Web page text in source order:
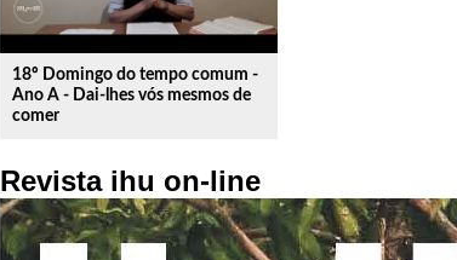
18º Domingo do tempo comum -
Ano A - Dai-lhes vós mesmos de
comer
Revista ihu on-line